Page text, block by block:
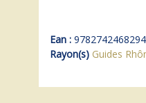
Ean : 9782742468294
Rayon(s) Guides